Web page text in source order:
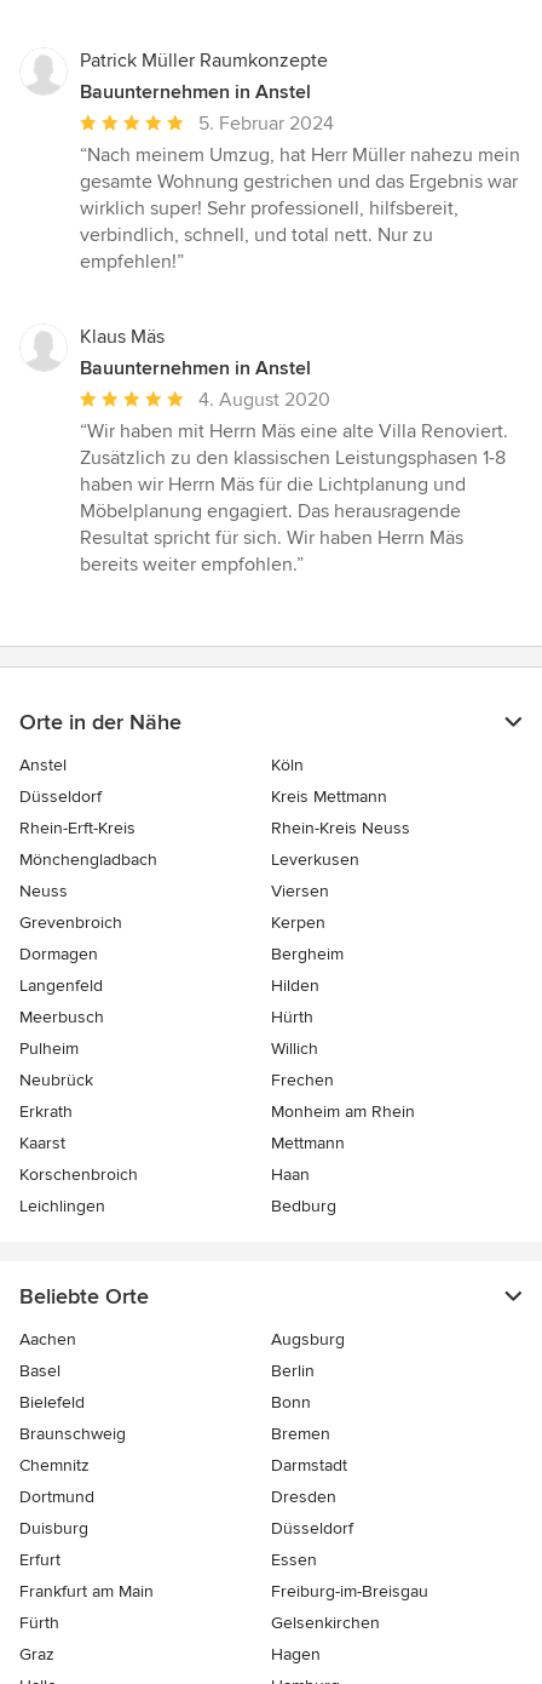
Patrick Müller Raumkonzepte
Bauunternehmen in Anstel
Durchschnittliche
Bewertung:
5
von
5
Sternen
5. Februar 2024
“Nach meinem Umzug, hat Herr Müller nahezu mein
gesamte Wohnung gestrichen und das Ergebnis war
wirklich super! Sehr professionell, hilfsbereit,
verbindlich, schnell, und total nett. Nur zu
empfehlen!”
Klaus Mäs
Bauunternehmen in Anstel
Durchschnittliche
Bewertung:
5
von
5
Sternen
4. August 2020
“Wir haben mit Herrn Mäs eine alte Villa Renoviert.
Zusätzlich zu den klassischen Leistungsphasen 1-8
haben wir Herrn Mäs für die Lichtplanung und
Möbelplanung engagiert. Das herausragende
Resultat spricht für sich. Wir haben Herrn Mäs
bereits weiter empfohlen.”
Orte in der Nähe
Anstel
Köln
Düsseldorf
Kreis Mettmann
Rhein-Erft-Kreis
Rhein-Kreis Neuss
Mönchengladbach
Leverkusen
Neuss
Viersen
Grevenbroich
Kerpen
Dormagen
Bergheim
Langenfeld
Hilden
Meerbusch
Hürth
Pulheim
Willich
Neubrück
Frechen
Erkrath
Monheim am Rhein
Kaarst
Mettmann
Korschenbroich
Haan
Leichlingen
Bedburg
Beliebte Orte
Aachen
Augsburg
Basel
Berlin
Bielefeld
Bonn
Braunschweig
Bremen
Chemnitz
Darmstadt
Dortmund
Dresden
Duisburg
Düsseldorf
Erfurt
Essen
Frankfurt am Main
Freiburg-im-Breisgau
Fürth
Gelsenkirchen
Graz
Hagen